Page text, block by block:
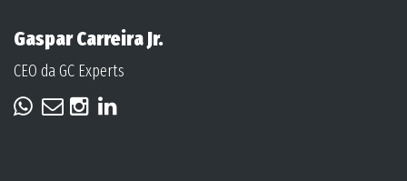
Gaspar Carreira Jr.
CEO da GC Experts